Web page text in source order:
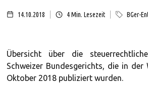
14.10.2018 4Min. Lesezeit BGer-
Übersicht über die
Schweizer Bundesgerichts, die in
Oktober 2018 publiziert wurden.